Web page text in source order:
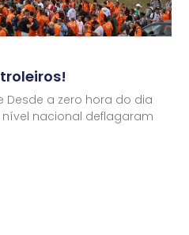
Desde a zero hora do dia
nível nacional deflagaram